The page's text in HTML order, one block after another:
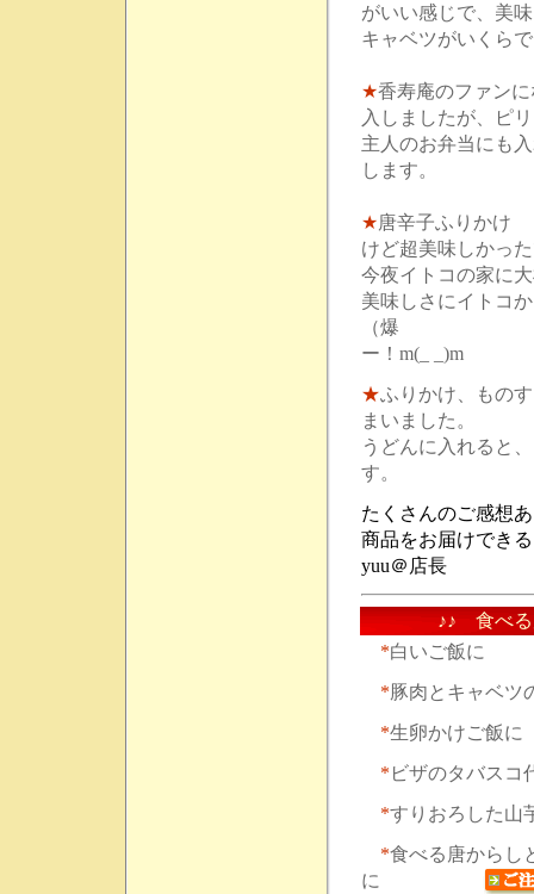
がいい感じで、美
キャベツがいくら
★香寿庵のファン
入しましたが、ピ
主人のお弁当にも
します。
★唐辛子ふりかけ
けど超美味しかっ
今夜イトコの家に
美味しさにイトコ
（爆 【店
ー！m(_ _)m
★ふりかけ、もの
まいました。
うどんに入れると
す。
たくさんのご感想
商品をお届けでき
yuu＠店長
♪♪ 食べる
*白いご飯に
*豚肉とキャベツ
*生卵かけご飯に
* ビザのタバス
*すりおろした山
*食べる唐からし
に